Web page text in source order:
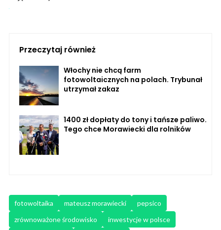
Przeczytaj również
Włochy nie chcą farm
fotowoltaicznych na polach. Trybunał
utrzymał zakaz
1400 zł dopłaty do tony i tańsze paliwo.
Tego chce Morawiecki dla rolników
fotowoltaika mateusz morawiecki
pepsico
zrównoważone środowisko
inwestycje w polsce